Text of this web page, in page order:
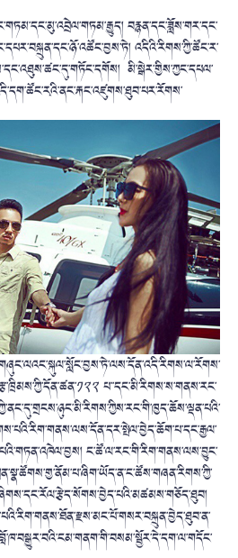
བརྙན་དང་ཟློས་གར་དང་
འདིའི་རིགས་ཀྱི་ཚོང་ར་
མི་སྒེར་གྱིས་ཀྱང་དཔལ་
པ་་དང་མི་རིགས་ས་གནས་རང་
ང་ཚོ་ལ་རང་གི་རིག་གནས་ལས་བྱུང་